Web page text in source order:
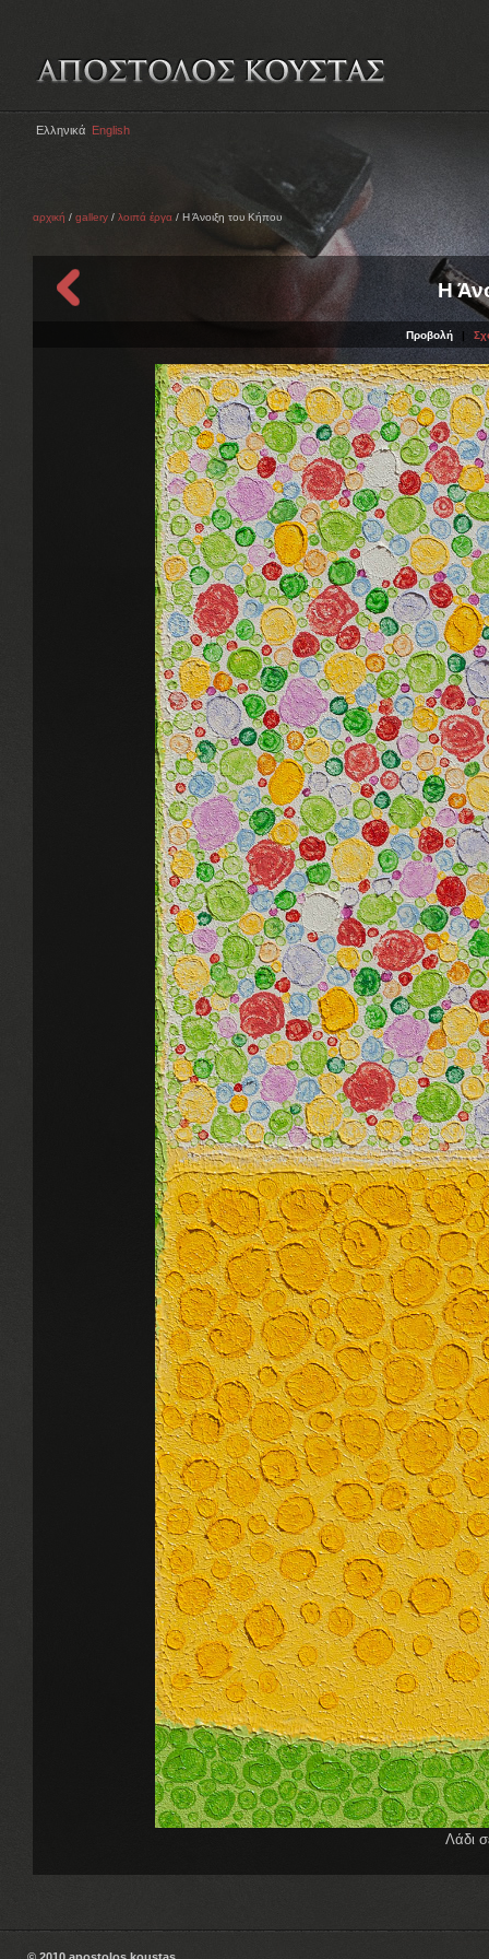
Ελληνικά English
αρχική / gallery / λοιπά έργα / Η Άνοιξη του Κήπου
Η
Προβολή |
Λάδι